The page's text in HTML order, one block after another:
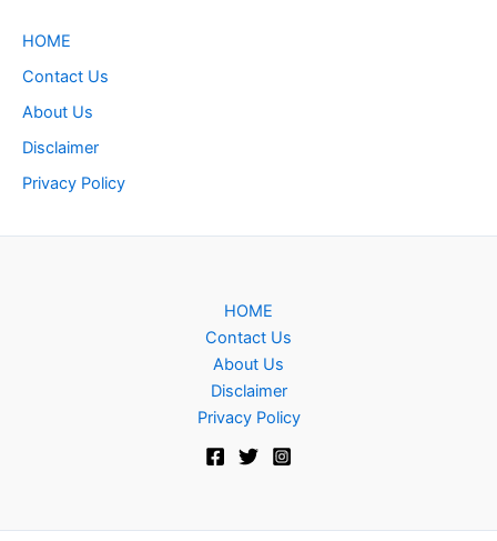
HOME
Contact Us
About Us
Disclaimer
Privacy Policy
HOME
Contact Us
About Us
Disclaimer
Privacy Policy